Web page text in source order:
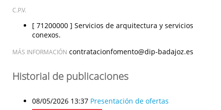
C.P.V.
[ 71200000 ] Servicios de arquitectura y servicios
conexos.
MÁS INFORMACIÓN contratacionfomento@dip-badajoz.es
Historial de publicaciones
08/05/2026 13:37 Presentación de ofertas